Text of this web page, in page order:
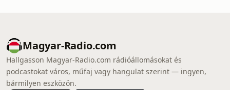
Magyar-Radio.com
Hallgasson Magyar-Radio.com rádióállomásokat és
podcastokat város, műfaj vagy hangulat szerint — ingyen,
bármilyen eszközön.